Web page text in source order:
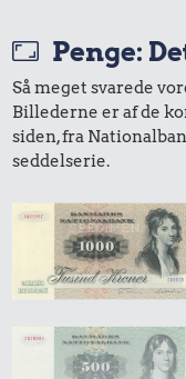
5,51 kr.
6 æg
Penge:
Så meget svarede
Billederne er af de
siden, fra
seddelserie.